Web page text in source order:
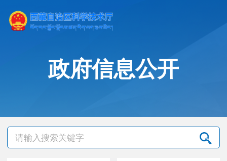
政府信息公开